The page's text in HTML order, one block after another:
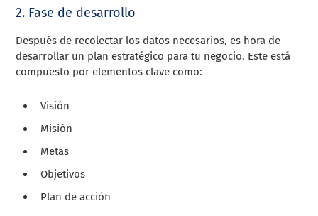
2. Fase de desarrollo
Después de recolectar los datos necesarios, es hora de
desarrollar un plan estratégico para tu negocio. Este está
compuesto por elementos clave como:
Visión
Misión
Metas
Objetivos
Plan de acción